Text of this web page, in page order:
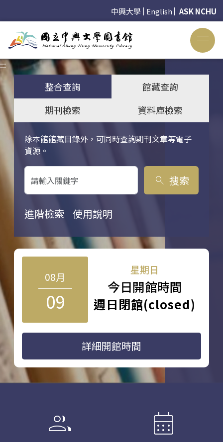
中興大學 English ASK NCHU
:::
整合查詢
館藏查詢
期刊檢索
資料庫檢索
除本館館藏目錄外，可同時查詢期刊文章等電子
資源。
關鍵字搜尋
search 搜索
進階檢索 使用說明
08月
09
星期日
今日開館時間
週日閉館(closed)
詳細開館時間
group calendar_month